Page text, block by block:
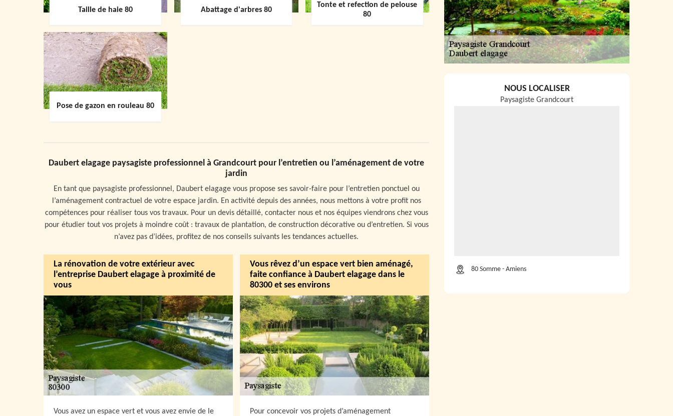
Taille de haie 80 Abattage d'arbres 80
Tonte et refection de pelouse
80
Pose de gazon en rouleau 80
Daubert elagage paysagiste professionnel à Grandcourt pour l’entretien ou l’aménagement de votre
jardin
En tant que paysagiste professionnel, Daubert elagage vous propose ses savoir-faire pour l’entretien ponctuel ou
l’aménagement contractuel de votre espace jardin. En activité depuis des années, nous mettons à votre profit nos
compétences pour réaliser tous vos travaux. Pour un devis détaillé, contacter nous et nos équipes viendrons chez vous
pour étudier tout vos projets à moindre coût : travaux de plantation, de construction décorative ou d’entretien. Si vous
n’avez pas d’idées, profitez de nos conseils suivants les tendances actuelles.
La rénovation de votre extérieur avec
l’entreprise Daubert elagage à proximité de
vous
Vous avez un espace vert et vous avez envie de le
Vous rêvez d’un espace vert bien aménagé,
faite confiance à Daubert elagage dans le
80300 et ses environs
Pour concevoir vos projets d’aménagement
NOUS LOCALISER
Paysagiste Grandcourt
80 Somme - Amiens